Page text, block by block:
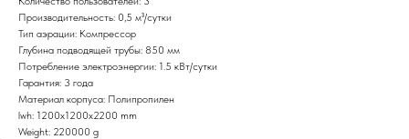
Производительность: 0,5 м³/сутки
Тип аэрации: Компрессор
Глубина подводящей трубы: 850 мм
Потребление электроэнергии: 1.5 кВт/сутки
Гарантия: 3 года
Материал корпуса: Полипропилен
lwh: 1200x1200x2200 mm
Weight: 220000 g